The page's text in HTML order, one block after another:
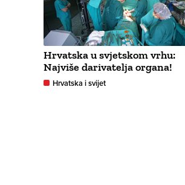
Hrvatska u svjetskom vrhu:
Najviše darivatelja organa!
Hrvatska i svijet